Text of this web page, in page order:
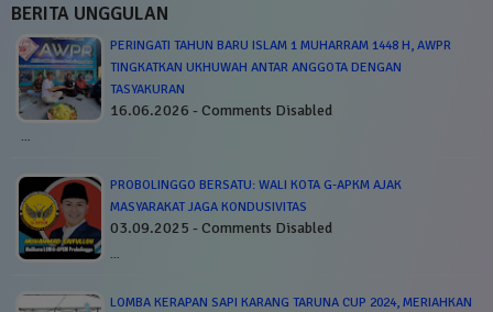
BERITA UNGGULAN
PERINGATI TAHUN BARU ISLAM 1 MUHARRAM 1448 H, AWPR
TINGKATKAN UKHUWAH ANTAR ANGGOTA DENGAN
TASYAKURAN
16.06.2026 - Comments Disabled
…
PROBOLINGGO BERSATU: WALI KOTA G-APKM AJAK
MASYARAKAT JAGA KONDUSIVITAS
03.09.2025 - Comments Disabled
…
LOMBA KERAPAN SAPI KARANG TARUNA CUP 2024, MERIAHKAN